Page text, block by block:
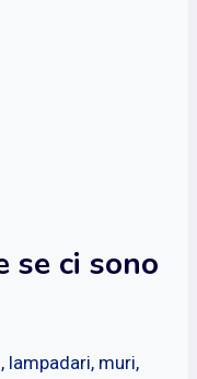
se ci sono
lampadari, muri,